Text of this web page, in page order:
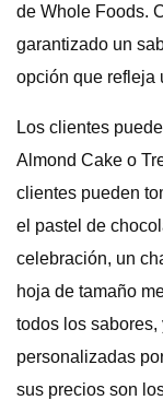
de Whole Foods.
garantizado un
opción que refleja
Los clientes
Almond Cake o
clientes pueden
el pastel de
celebración, un
hoja de tamaño
todos los
personalizadas
sus precios son